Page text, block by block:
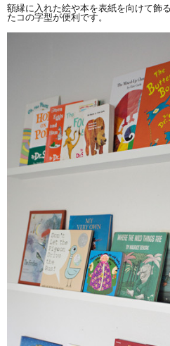
額縁に入れた絵や本を表紙を向けて飾
たコの字型が便利です。